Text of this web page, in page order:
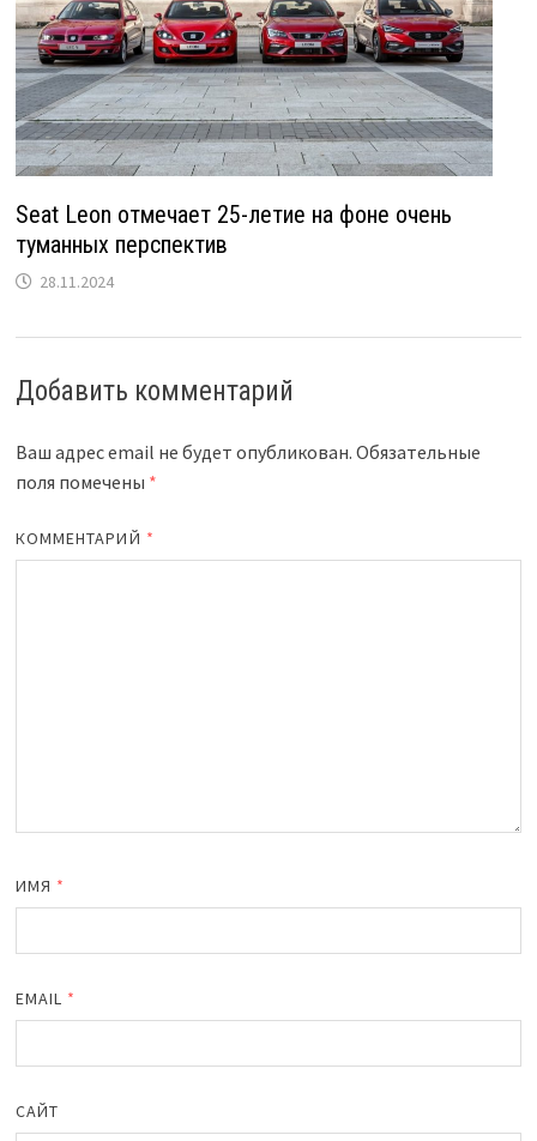
Seat Leon отмечает 25-летие на фоне очень
туманных перспектив
28.11.2024
Добавить комментарий
Ваш адрес email не будет опубликован. Обязательные
поля помечены *
КОММЕНТАРИЙ *
ИМЯ *
EMAIL *
САЙТ